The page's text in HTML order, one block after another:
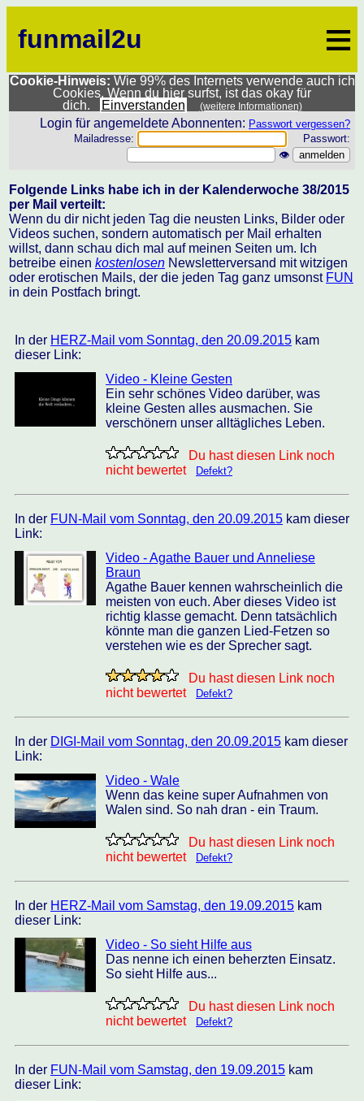
funmail2u ≡
Cookie-Hinweis: Wie 99% des Internets verwende auch ich
Cookies. Wenn du hier surfst, ist das okay für
dich.
Einverstanden (weitere Informationen)
Login für angemeldete Abonnenten: Passwort vergessen?
Mailadresse:
Passwort:
👁
Folgende Links habe ich in der Kalenderwoche 38/2015
per Mail verteilt:
Wenn du dir nicht jeden Tag die neusten Links, Bilder oder
Videos suchen, sondern automatisch per Mail erhalten
willst, dann schau dich mal auf meinen Seiten um. Ich
betreibe einen kostenlosen Newsletterversand mit witzigen
oder erotischen Mails, der die jeden Tag ganz umsonst FUN
in dein Postfach bringt.
In der HERZ-Mail vom Sonntag, den 20.09.2015 kam
dieser Link:
Video - Kleine Gesten
Ein sehr schönes Video darüber, was
kleine Gesten alles ausmachen. Sie
verschönern unser alltägliches Leben.
Du hast diesen Link noch
nicht bewertet
Defekt?
In der FUN-Mail vom Sonntag, den 20.09.2015 kam dieser
Link:
Video - Agathe Bauer und Anneliese
Braun
Agathe Bauer kennen wahrscheinlich die
meisten von euch. Aber dieses Video ist
richtig klasse gemacht. Denn tatsächlich
könnte man die ganzen Lied-Fetzen so
verstehen wie es der Sprecher sagt.
Du hast diesen Link noch
nicht bewertet
Defekt?
In der DIGI-Mail vom Sonntag, den 20.09.2015 kam dieser
Link:
Video - Wale
Wenn das keine super Aufnahmen von
Walen sind. So nah dran - ein Traum.
Du hast diesen Link noch
nicht bewertet
Defekt?
In der HERZ-Mail vom Samstag, den 19.09.2015 kam
dieser Link:
Video - So sieht Hilfe aus
Das nenne ich einen beherzten Einsatz.
So sieht Hilfe aus...
Du hast diesen Link noch
nicht bewertet
Defekt?
In der FUN-Mail vom Samstag, den 19.09.2015 kam
dieser Link: